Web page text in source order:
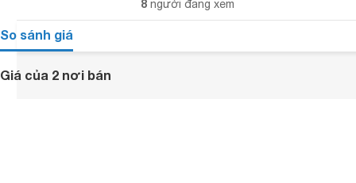
8 người đang xem
So sánh giá
Giá của 2 nơi bán